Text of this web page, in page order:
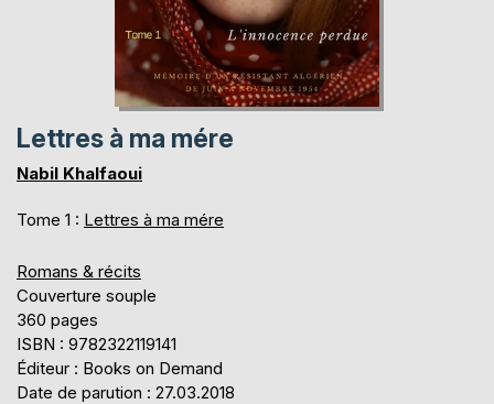
Lettres à ma mére
Nabil Khalfaoui
Tome 1 : Lettres à ma mére
Romans & récits
Couverture souple
360 pages
ISBN : 9782322119141
Éditeur : Books on Demand
Date de parution : 27.03.2018